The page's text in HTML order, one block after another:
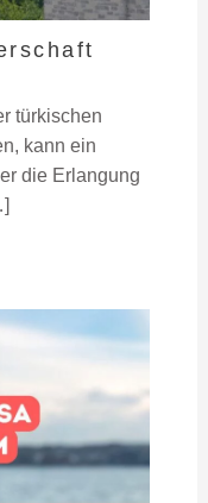
türkischen
kann ein
die Erlangung